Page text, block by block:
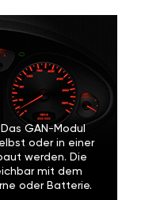
GAN-Modul
oder in einer
werden. Die
mit dem
oder Batterie.